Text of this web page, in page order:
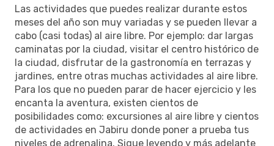
Las actividades que puedes realizar durante estos
meses del año son muy variadas y se pueden llevar a
cabo (casi todas) al aire libre. Por ejemplo: dar largas
caminatas por la ciudad, visitar el centro histórico de
la ciudad, disfrutar de la gastronomía en terrazas y
jardines, entre otras muchas actividades al aire libre.
Para los que no pueden parar de hacer ejercicio y les
encanta la aventura, existen cientos de
posibilidades como: excursiones al aire libre y cientos
de actividades en Jabiru donde poner a prueba tus
niveles de adrenalina. Sigue leyendo y más adelante